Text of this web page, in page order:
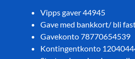
Vipps gaver 44945
Gave med bankkort/ bli
Gavekonto 78770654539
Kontingentkonto